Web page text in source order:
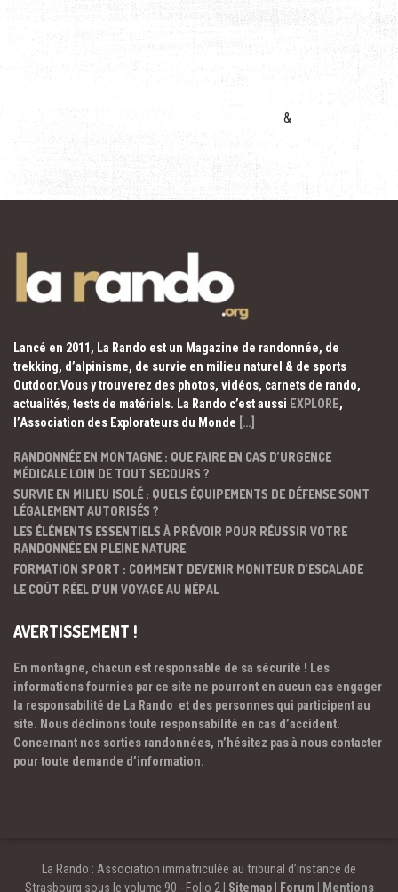
&
Lancé en 2011, La Rando est un Magazine de randonnée, de
trekking, d’alpinisme, de survie en milieu naturel & de sports
Outdoor.Vous y trouverez des photos, vidéos, carnets de rando,
actualités, tests de matériels. La Rando c’est aussi EXPLORE,
l’Association des Explorateurs du Monde […]
RANDONNÉE EN MONTAGNE : QUE FAIRE EN CAS D’URGENCE
MÉDICALE LOIN DE TOUT SECOURS ?
SURVIE EN MILIEU ISOLÉ : QUELS ÉQUIPEMENTS DE DÉFENSE SONT
LÉGALEMENT AUTORISÉS ?
LES ÉLÉMENTS ESSENTIELS À PRÉVOIR POUR RÉUSSIR VOTRE
RANDONNÉE EN PLEINE NATURE
FORMATION SPORT : COMMENT DEVENIR MONITEUR D’ESCALADE
LE COÛT RÉEL D’UN VOYAGE AU NÉPAL
AVERTISSEMENT !
En montagne, chacun est responsable de sa sécurité ! Les
informations fournies par ce site ne pourront en aucun cas engager
la responsabilité de La Rando et des personnes qui participent au
site. Nous déclinons toute responsabilité en cas d’accident.
Concernant nos sorties randonnées, n’hésitez pas à nous contacter
pour toute demande d’information.
La Rando : Association immatriculée au tribunal d’instance de
Strasbourg sous le volume 90 - Folio 2 | Sitemap| Forum Mentions